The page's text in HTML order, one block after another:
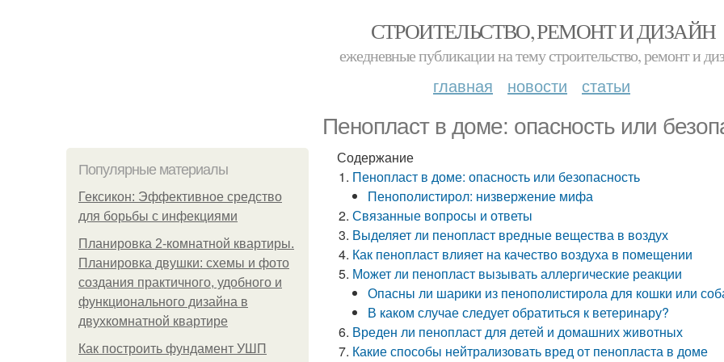
СТРОИТЕЛЬСТВО, РЕМОНТ И ДИЗАЙН
ежедневные публикации на тему строительство, ремонт и
главная новости статьи
Пенопласт в доме: опасность или
Популярные материалы
Гексикон: Эффективное средство
для борьбы с инфекциями
Планировка 2-комнатной квартиры.
Планировка двушки: схемы и фото
создания практичного, удобного и
функционального дизайна в
двухкомнатной квартире
Как построить фундамент УШП
Содержание
Пенопласт в доме: опасность или безопасность
Пенополистирол: низвержение мифа
Связанные вопросы и ответы
Выделяет ли пенопласт вредные вещества в воздух
Как пенопласт влияет на качество воздуха в помещении
Может ли пенопласт вызывать аллергические реакции
Опасны ли шарики из пенополистирола для кошки или
В каком случае следует обратиться к ветеринару?
Вреден ли пенопласт для детей и домашних животных
Какие способы нейтрализовать вред от пенопласта в доме